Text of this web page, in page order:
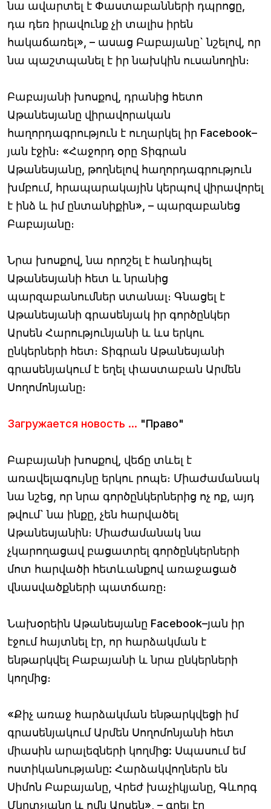
նա ավարտել է Փաստաբանների դպրոցը,
դա դեռ իրավունք չի տալիս իրեն
հակաճառել», – ասաց Բաբայանը` նշելով, որ
նա պաշտպանել է իր նախկին ուսանողին։
Բաբայանի խոսքով, դրանից հետո
Աթանեսյանը վիրավորական
հաղորդագրություն է ուղարկել իր Facebook–
յան էջին։ «Հաջորդ օրը Տիգրան
Աթանեսյանը, թողնելով հաղորդագրություն
խմբում, հրապարակային կերպով վիրավորել
է ինձ և իմ ընտանիքին», – պարզաբանեց
Բաբայանը։
Նրա խոսքով, նա որոշել է հանդիպել
Աթանեսյանի հետ և նրանից
պարզաբանումներ ստանալ։ Գնացել է
Աթանեսյանի գրասենյակ իր գործընկեր
Արսեն Հարությունյանի և ևս երկու
ընկերների հետ։ Տիգրան Աթանեսյանի
գրասենյակում է եղել փաստաբան Արմեն
Սողոմոնյանը։
Загружается новость ... "Право"
Բաբայանի խոսքով, վեճը տևել է
առավելագույնը երկու րոպե։ Միաժամանակ
նա նշեց, որ նրա գործընկերներից ոչ ոք, այդ
թվում` նա ինքը, չեն հարվածել
Աթանեսյանին։ Միաժամանակ նա
չկարողացավ բացատրել գործընկերների
մոտ հարվածի հետևանքով առաջացած
վնասվածքների պատճառը։
Նախօրեին Աթանեսյանը Facebook–յան իր
էջում հայտնել էր, որ հարձակման է
ենթարկվել Բաբայանի և նրա ընկերների
կողմից։
«Քիչ առաջ հարձակման ենթարկվեցի իմ
գրասենյակում Արմեն Սողոմոնյանի հետ
միասին արալեզների կողմից: Սպասում եմ
ոստիկանությանը: Հարձակվողներն են
Սիմոն Բաբայանը, Վրեժ խաչիկյանը, Գևորգ
Մկրտչյանը և ոմն Արսեն», – գրել էր